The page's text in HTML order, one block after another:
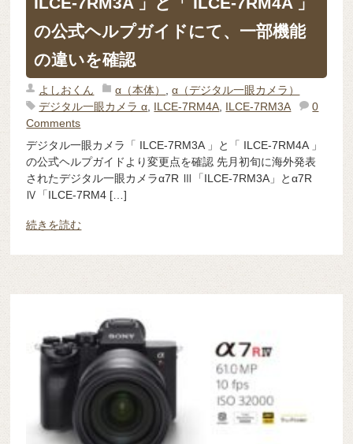
の公式ヘルプガイドにて、一部機能
の違いを確認
よしおくん α（本体） ,α（デジタル一眼カメラ）
デジタル一眼カメラ α, ILCE-7RM4A, ILCE-7RM3A
0
Comments
デジタル一眼カメラ「 ILCE-7RM3A 」と「 ILCE-7RM4A 」
の公式ヘルプガイドより変更点を確認 先月初旬に海外発表
されたデジタル一眼カメラα7R Ⅲ「ILCE-7RM3A」とα7R
Ⅳ「ILCE-7RM4 […]
続きを読む